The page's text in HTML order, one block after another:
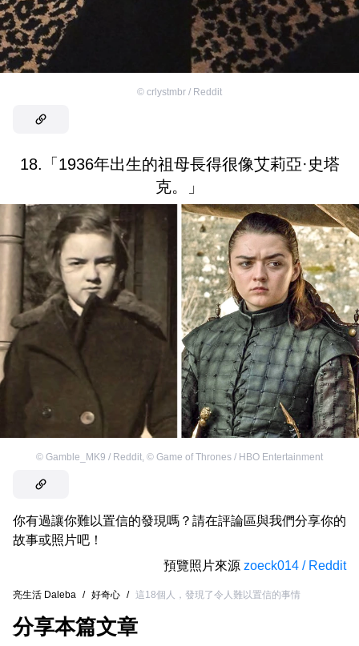
© crlystmbr / Reddit
18.「1936年出生的祖母長得很像艾莉亞·史塔
克。」
© Gamble_MK9 / Reddit, © Game of Thrones / HBO Entertainment
你有過讓你難以置信的發現嗎？請在評論區與我們分享你的
故事或照片吧！
預覽照片來源 zoeck014 / Reddit
亮生活 Daleba / 好奇心 / 這18個人，發現了令人難以置信的事情
分享本篇文章